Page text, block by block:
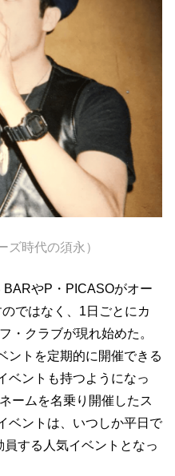
ズ時代の須永）
やP・PICASOがオー
ではなく、1日ごとにカ
・クラブが現れ始めた。
ントを定期的に開催できる
ベントも持つようになっ
ームを名乗り開催したス
ベントは、いつしか平日で
する人気イベントとなっ